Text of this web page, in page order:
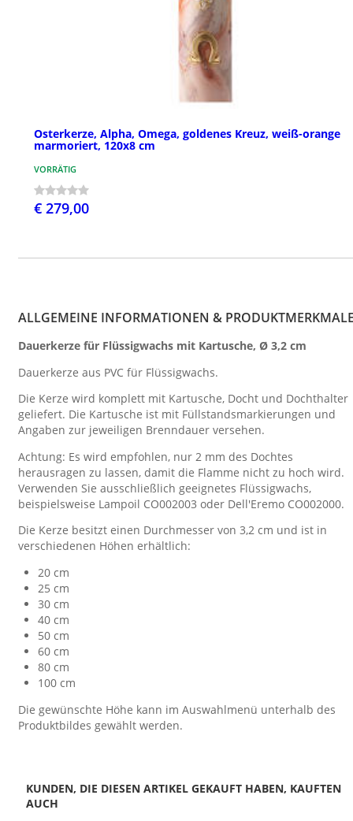
Osterkerze, Alpha, Omega, goldenes Kreuz, weiß-orange
marmoriert, 120x8 cm
VORRÄTIG
€ 279,00
ALLGEMEINE INFORMATIONEN &
Dauerkerze für Flüssigwachs mit Kartusche, Ø 3,2 cm
Dauerkerze aus PVC für Flüssigwachs.
Die Kerze wird komplett mit Kartusche, Docht und Dochthalter
geliefert. Die Kartusche ist mit Füllstandsmarkierungen und
Angaben zur jeweiligen Brenndauer versehen.
Achtung: Es wird empfohlen, nur 2 mm des Dochtes
herausragen zu lassen, damit die Flamme nicht zu hoch wird.
Verwenden Sie ausschließlich geeignetes Flüssigwachs,
beispielsweise Lampoil CO002003 oder Dell'Eremo CO002000.
Die Kerze besitzt einen Durchmesser von 3,2 cm und ist in
verschiedenen Höhen erhältlich:
20 cm
25 cm
30 cm
40 cm
50 cm
60 cm
80 cm
100 cm
Die gewünschte Höhe kann im Auswahlmenü unterhalb des
Produktbildes gewählt werden.
KUNDEN, DIE DIESEN ARTIKEL GEKAUFT HABEN, KAUFTEN
AUCH